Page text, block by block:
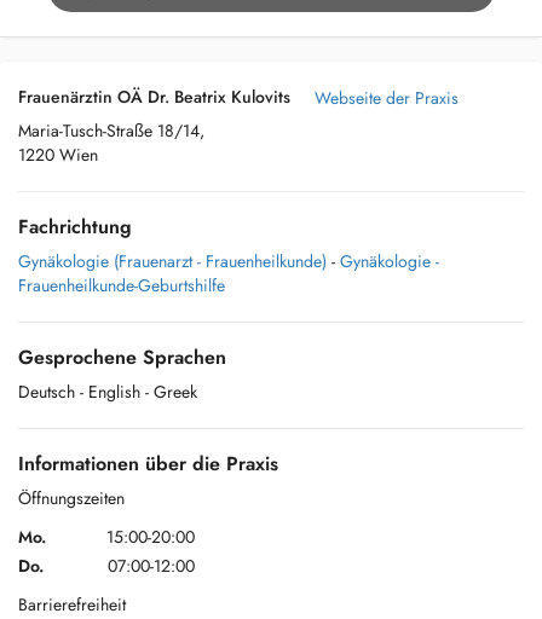
Frauenärztin OÄ Dr. Beatrix Kulovits
Maria-Tusch-Straße 18/14,
1220 Wien
Webseite der Praxis
Fachrichtung
Gynäkologie (Frauenarzt - Frauenheilkunde) - Gynäkologie -
Frauenheilkunde-Geburtshilfe
Gesprochene Sprachen
Deutsch - English - Greek
Informationen über die Praxis
Öffnungszeiten
Mo.
15:00-20:00
Do.
07:00-12:00
Barrierefreiheit